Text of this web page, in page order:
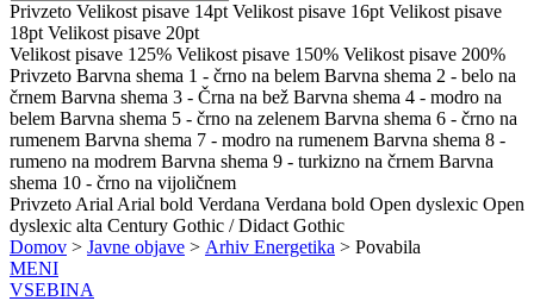
Privzeto Velikost pisave 14pt Velikost pisave 16pt Velikost pisave
18pt Velikost pisave 20pt
Velikost pisave 125% Velikost pisave 150% Velikost pisave 200%
Privzeto Barvna shema 1 - črno na belem Barvna shema 2 - belo na
črnem Barvna shema 3 - Črna na bež Barvna shema 4 - modro na
belem Barvna shema 5 - črno na zelenem Barvna shema 6 - črno na
rumenem Barvna shema 7 - modro na rumenem Barvna shema 8 -
rumeno na modrem Barvna shema 9 - turkizno na črnem Barvna
shema 10 - črno na vijoličnem
Privzeto Arial Arial bold Verdana Verdana bold Open dyslexic Open
dyslexic alta Century Gothic / Didact Gothic
Domov > Javne objave > Arhiv Energetika > Povabila
MENI
VSEBINA